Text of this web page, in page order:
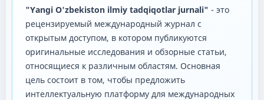
"Yangi O'zbekiston ilmiy tadqiqotlar jurnali" - это
рецензируемый международный журнал с
открытым доступом, в котором публикуются
оригинальные исследования и обзорные статьи,
относящиеся к различным областям. Основная
цель состоит в том, чтобы предложить
интеллектуальную платформу для международных